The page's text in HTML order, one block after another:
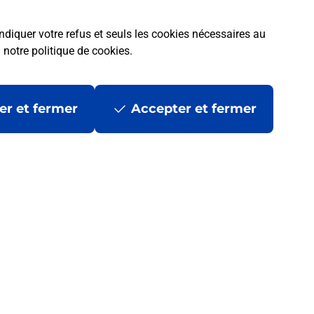
votre refus et seuls les cookies nécessaires au
notre politique de cookies.
et fermer Accepter et fermer